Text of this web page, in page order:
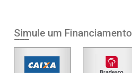
Simule um Financiamento